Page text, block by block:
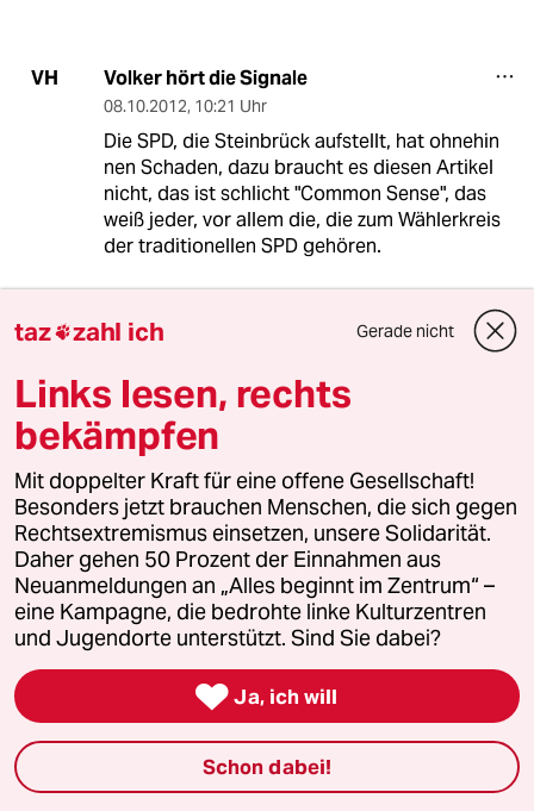
VH Volker hört die Signale
08.10.2012, 10:21 Uhr
Die SPD, die Steinbrück aufstellt, hat ohnehin
nen Schaden, dazu braucht es diesen Artikel
nicht, das ist schlicht "Common Sense", das
weiß jeder, vor allem die, die zum Wählerkreis
der traditionellen SPD gehören.
PW Peter Westetmann
Herr Sreinbrück sagte es ja: er bediene den
Markt. Und ich bezweifle, dass ihn
Unternehmen für seine Rhetorik bezahlen. Denn
größere "Erleuchtungen" dürften seine
Vorträge kaum vermitteln. Erhebt sich also die
Frage: mit was bediente er die bevortragten
Unternehmen und wird es eventuell weiter hin
tun? An der Börse nennt sich Ähnliches
Insidergeschäfte.
diplom_hartzi
08.10.2012,10:17 Uhr
Befremdlich finde ich seine Aussage,
vollständige Transparenz gäbe es nur in der
taz zahl ich Gerade nicht
Links lesen, rechts
bekämpfen
Mit doppelter Kraft für eine offene Gesellschaft!
Besonders jetzt brauchen Menschen, die sich gegen
Rechtsextremismus einsetzen, unsere Solidarität.
Daher gehen 50 Prozent der Einnahmen aus
Neuanmeldungen an „Alles beginnt im Zentrum“ –
eine Kampagne, die bedrohte linke Kulturzentren
und Jugendorte unterstützt. Sind Sie dabei?
 Ja, ich will
Schon dabei!